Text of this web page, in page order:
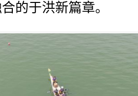
的于洪新篇章。